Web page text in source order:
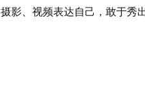
、视频表达自己，敢于秀出